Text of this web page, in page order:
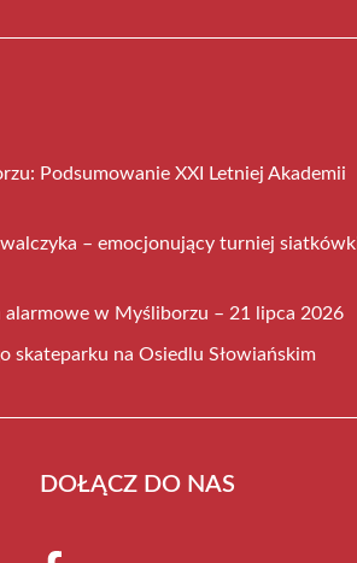
Podsumowanie XXI Letniej Akademii
– emocjonujący turniej
w Myśliborzu – 21 lipca 2026
skateparku na Osiedlu Słowiańskim
DOŁĄCZ DO NAS